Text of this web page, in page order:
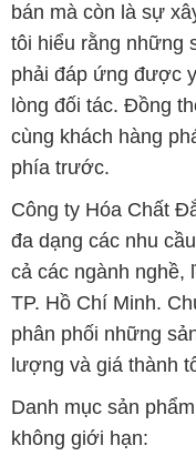
bán mà còn là sự
tôi hiểu rằng những
phải đáp ứng được
lòng đối tác. Đồng
cùng khách hàng
phía trước.
Công ty Hóa Chất
đa dạng các nhu
cả các ngành nghề,
TP. Hồ Chí Minh.
phân phối những
lượng và giá thành
Danh mục sản
không giới hạn: